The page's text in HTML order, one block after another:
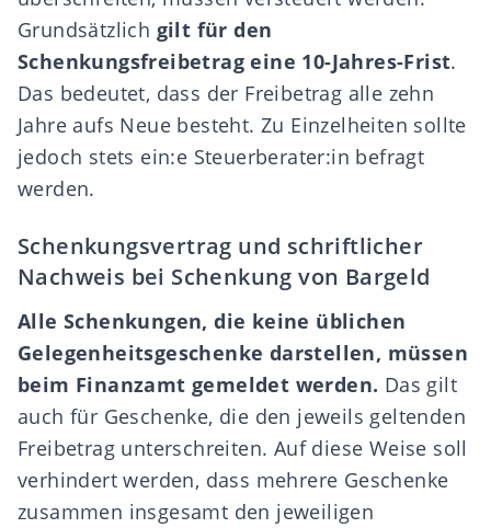
Grundsätzlich gilt für den
Schenkungsfreibetrag eine 10-Jahres-Frist.
Das bedeutet, dass der Freibetrag alle zehn
Jahre aufs Neue besteht. Zu Einzelheiten sollte
jedoch stets ein:e Steuerberater:in befragt
werden.
Schenkungsvertrag und schriftlicher
Nachweis bei Schenkung von Bargeld
Alle Schenkungen, die keine üblichen
Gelegenheitsgeschenke darstellen, müssen
beim Finanzamt gemeldet werden. Das gilt
auch für Geschenke, die den jeweils geltenden
Freibetrag unterschreiten. Auf diese Weise soll
verhindert werden, dass mehrere Geschenke
zusammen insgesamt den jeweiligen